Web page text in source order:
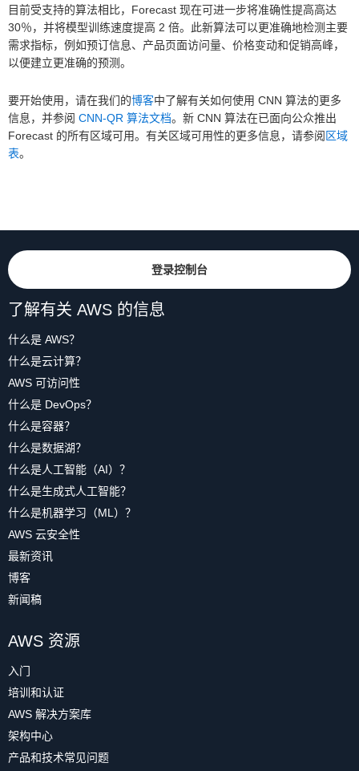
目前受支持的算法相比，Forecast 现在可进一步将准确性提高高达
30％，并将模型训练速度提高 2 倍。此新算法可以更准确地检测主要
需求指标，例如预订信息、产品页面访问量、价格变动和促销高峰，
以便建立更准确的预测。
要开始使用，请在我们的博客中了解有关如何使用 CNN 算法的更多
信息，并参阅 CNN-QR 算法文档。新 CNN 算法在已面向公众推出
Forecast 的所有区域可用。有关区域可用性的更多信息，请参阅 区域
表。
登录控制台
了解有关 AWS 的信息
什么是 AWS？
什么是云计算？
AWS 可访问性
什么是 DevOps？
什么是容器？
什么是数据湖？
什么是人工智能（AI）？
什么是生成式人工智能？
什么是机器学习（ML）？
AWS 云安全性
最新资讯
博客
新闻稿
AWS 资源
入门
培训和认证
AWS 解决方案库
架构中心
产品和技术常见问题